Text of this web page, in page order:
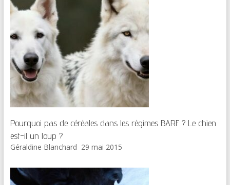
Pourquoi pas de céréales dans les régimes BARF ? Le chien
est-il un loup ?
Géraldine Blanchard 29 mai 2015